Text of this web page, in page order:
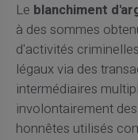
Le blanchiment
à des sommes
d'activités
légaux via des
intermédiaires
involontairement
honnêtes utilisés